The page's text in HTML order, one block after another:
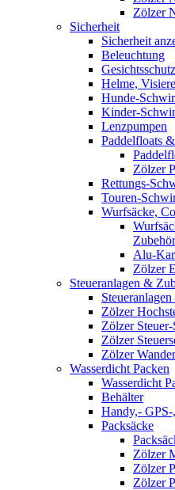
Zölzer
Sicherheit
Sicherheit
Beleuchtung
Gesichtsschutz
Helme,
Hunde-
Kinder-
Lenzpumpen
Paddelfloats
Zölzer
Rettungs-
Touren-
Wurfsäcke,
Alu-
Zölzer
Steueranlagen &
Zölzer
Zölzer Steuer-
Zölzer
Zölzer
Wasserdicht Packen
Wasserdicht
Behälter
Handy,-
Packsäcke
Zölzer
Zölzer
Zölzer